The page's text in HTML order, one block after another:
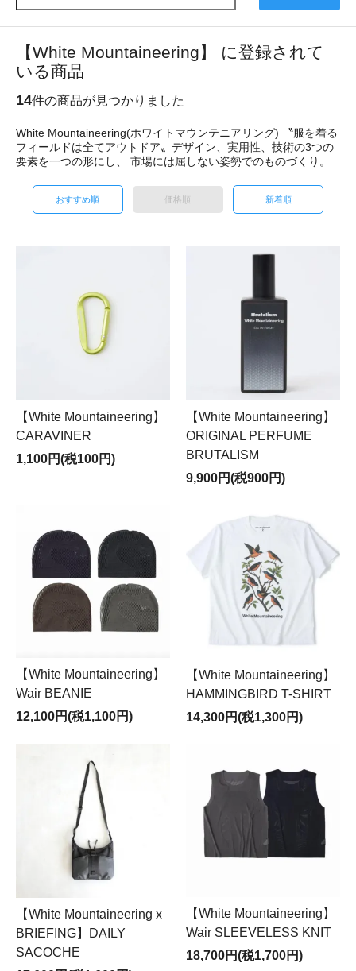
【White Mountaineering】 に登録されて
いる商品
14件の商品が見つかりました
White Mountaineering(ホワイトマウンテニアリング) 〝服を着る
フィールドは全てアウトドア〟デザイン、実用性、技術の3つの
要素を一つの形にし、 市場には屈しない姿勢でのものづくり。
おすすめ順 価格順 新着順
【White Mountaineering】
CARAVINER
1,100円(税100円)
【White Mountaineering】
ORIGINAL PERFUME
BRUTALISM
9,900円(税900円)
【White Mountaineering】
Wair BEANIE
12,100円(税1,100円)
【White Mountaineering】
HAMMINGBIRD T-SHIRT
14,300円(税1,300円)
【White Mountaineering x
BRIEFING】DAILY
SACOCHE
【White Mountaineering】
Wair SLEEVELESS KNIT
18,700円(税1,700円)